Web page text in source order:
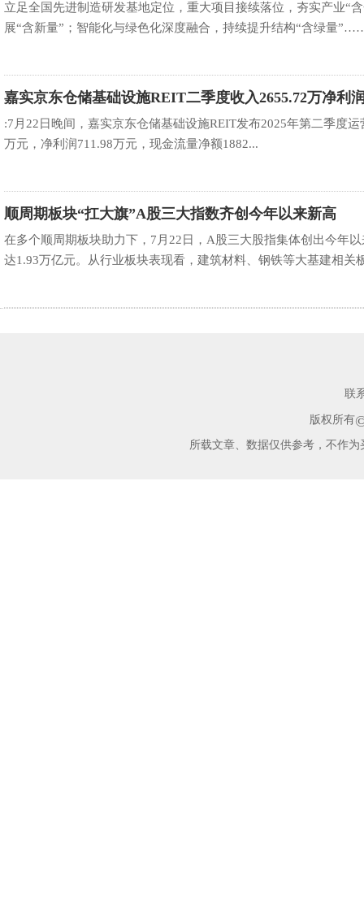
立足全国先进制造研发基地定位，重大项目接续落位，夯实产业“
展“含新量”；智能化与绿色化深度融合，持续提升结构“含绿量
嘉实京东仓储基础设施REIT二季度收入2655.72万净利
8
:7月22日晚间，嘉实京东仓储基础设施REIT发布2025年第二季度
万元，净利润711.98万元，现金流量净额1882...
顺周期板块“扛大旗”A股三大指数齐创今年以来新高
在多个顺周期板块助力下，7月22日，A股三大股指集体创出今年
达1.93万亿元。从行业板块表现看，建筑材料、钢铁等大基建相关
联
版权所有
所载文章、数据仅供参考，不作